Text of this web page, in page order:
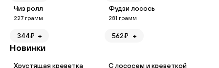
Чиз ролл
227 грамм
344₽ +
Фудзи лосось
281 грамм
562₽ +
Новинки
Хрустящая креветка
С лососем и креветкой